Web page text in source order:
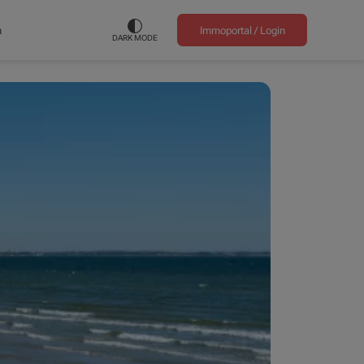
DARK MODE
Immoportal / Login